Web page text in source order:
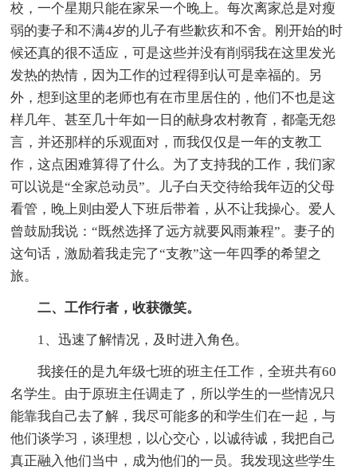
校，一个星期只能在家呆一个晚上。每次离家总是对瘦
弱的妻子和不满4岁的儿子有些歉疚和不舍。刚开始的时
候还真的很不适应，可是这些并没有削弱我在这里发光
发热的热情，因为工作的过程得到认可是幸福的。另
外，想到这里的老师也有在市里居住的，他们不也是这
样几年、甚至几十年如一日的献身农村教育，都毫无怨
言，并还那样的乐观面对，而我仅仅是一年的支教工
作，这点困难算得了什么。为了支持我的工作，我们家
可以说是“全家总动员”。儿子白天交待给我年迈的父母
看管，晚上则由爱人下班后带着，从不让我操心。爱人
曾鼓励我说：“既然选择了远方就要风雨兼程”。妻子的
这句话，激励着我走完了“支教”这一年四季的希望之
旅。
二、工作行者，收获微笑。
1、迅速了解情况，及时进入角色。
我接任的是九年级七班的班主任工作，全班共有60
名学生。由于原班主任调走了，所以学生的一些情况只
能靠我自己去了解，我尽可能多的和学生们在一起，与
他们谈学习，谈理想，以心交心，以诚待诚，我把自己
真正融入他们当中，成为他们的一员。我发现这些学生